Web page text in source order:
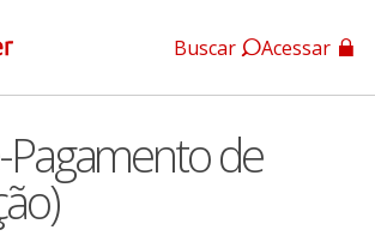
Empresas
Buscar Acessar
Pagamento de